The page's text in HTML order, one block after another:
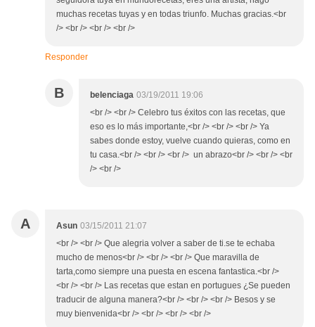
muchas recetas tuyas y en todas triunfo. Muchas gracias.<br
/> <br /> <br /> <br />
Responder
B belenciaga 03/19/2011 19:06
<br /> <br /> Celebro tus éxitos con las recetas, que
eso es lo más importante,<br /> <br /> <br /> Ya
sabes donde estoy, vuelve cuando quieras, como en
tu casa.<br /> <br /> <br /> un abrazo<br /> <br /> <br
/> <br />
A Asun 03/15/2011 21:07
<br /> <br /> Que alegria volver a saber de ti.se te echaba
mucho de menos<br /> <br /> <br /> Que maravilla de
tarta,como siempre una puesta en escena fantastica.<br />
<br /> <br /> Las recetas que estan en portugues ¿Se pueden
traducir de alguna manera?<br /> <br /> <br /> Besos y se
muy bienvenida<br /> <br /> <br /> <br />